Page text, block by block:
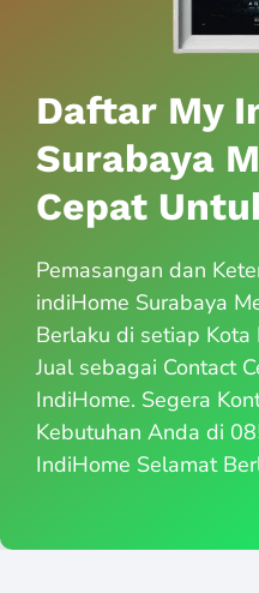
Daftar My
Surabaya
Cepat
Pemasangan dan
indiHome Surabaya
Berlaku di setiap Kota
Jual sebagai Contact
IndiHome. Segera
Kebutuhan Anda di
IndiHome Selamat